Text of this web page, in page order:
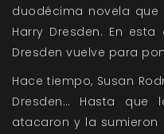
duodécima novela que
Harry Dresden. En esta
Dresden vuelve para
Hace tiempo, Susan
Dresden… Hasta
atacaron y la sumieron